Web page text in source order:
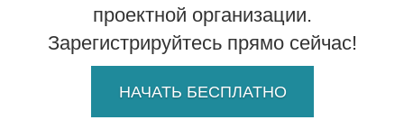
проектной организации.
Зарегистрируйтесь прямо сейчас!
НАЧАТЬ БЕСПЛАТНО